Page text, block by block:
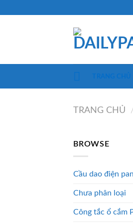
TRANG CHỦ
TRANG CHỦ
BROWSE
Cầu dao điện
Chưa phân loại
Công tắc ổ cắm